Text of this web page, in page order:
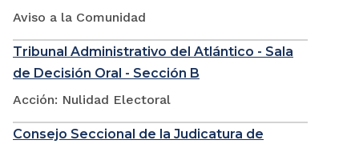
Aviso a la Comunidad
Tribunal Administrativo del Atlántico - Sala
de Decisión Oral - Sección B
Acción: Nulidad Electoral
Consejo Seccional de la Judicatura de